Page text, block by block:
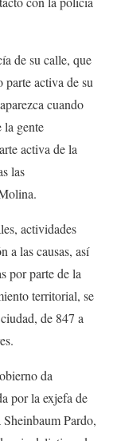
de su calle, que
parte activa de su
cuando
la gente
activa de la
las
actividades
a las causas, así
por parte de la
territorial, se
de 847 a
da
por la exjefa de
Pardo,